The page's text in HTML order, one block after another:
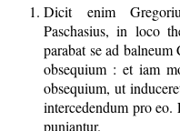
Dicit enim
Paschasius, in loco
parabat se ad balneum
obsequium : et iam
obsequium, ut
intercedendum pro
puniantur.